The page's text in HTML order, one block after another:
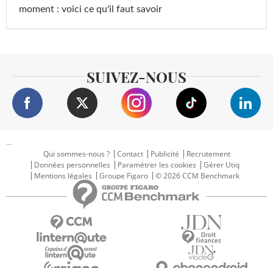
moment : voici ce qu'il faut savoir
SUIVEZ-NOUS
...
Qui sommes-nous ?
Contact Publicité
Recrutement
Données personnelles
Paramétrer les cookies
Gérer Utiq
Mentions légales
Groupe Figaro © 2026 CCM Benchmark